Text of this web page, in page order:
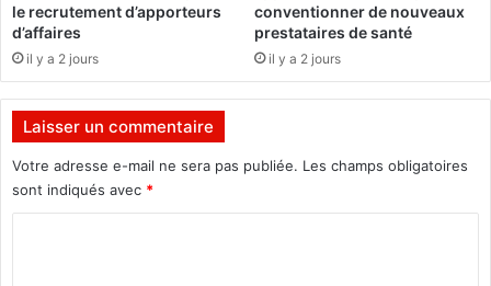
a
i
r
s
e
s
r
e
le recrutement d’apporteurs
d’affaires
il y a 2 jours
conventionner de nouveaux
prestataires de santé
il y a 2 jours
Laisser un commentaire
Votre adresse e-mail ne sera pas publiée. Les champs obligatoires
sont indiqués avec *